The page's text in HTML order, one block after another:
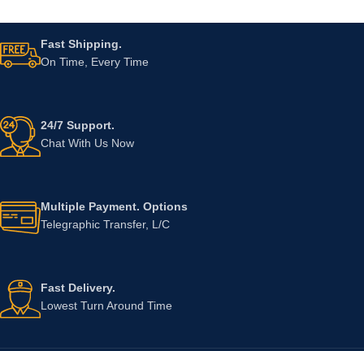
Fast Shipping.
On Time, Every Time
24/7 Support.
Chat With Us Now
Multiple Payment. Options
Telegraphic Transfer, L/C
Fast Delivery.
Lowest Turn Around Time